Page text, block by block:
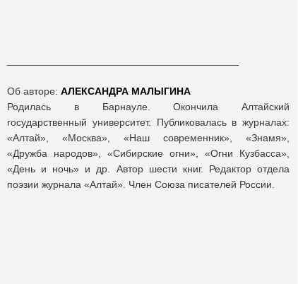
Об авторе: АЛЕКСАНДРА МАЛЫГИНА
Родилась в Барнауле. Окончила Алтайский
государственный университет. Публиковалась в журналах:
«Алтай», «Москва», «Наш современник», «Знамя»,
«Дружба народов», «Сибирские огни», «Огни Кузбасса»,
«День и ночь» и др. Автор шести книг. Редактор отдела
поэзии журнала «Алтай». Член Союза писателей России.